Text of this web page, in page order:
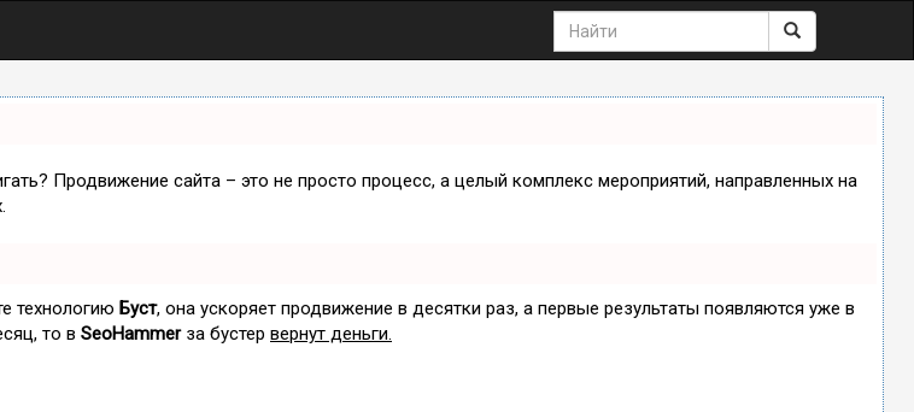
Продвижение сайта – это не просто процесс, а целый комплекс мероприятий, направленных на
технологию Буст, она ускоряет продвижение в десятки раз, а первые результаты появляются уже в
то в SeoHammerза бустер вернут деньги.